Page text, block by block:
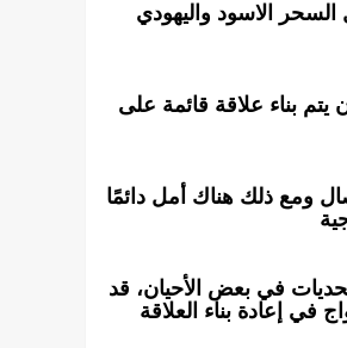
الاسود واليهودي
بناء علاقة قائمة على
ومع ذلك هناك أمل دائمًا
في بعض الأحيان، قد
في إعادة بناء العلاقة